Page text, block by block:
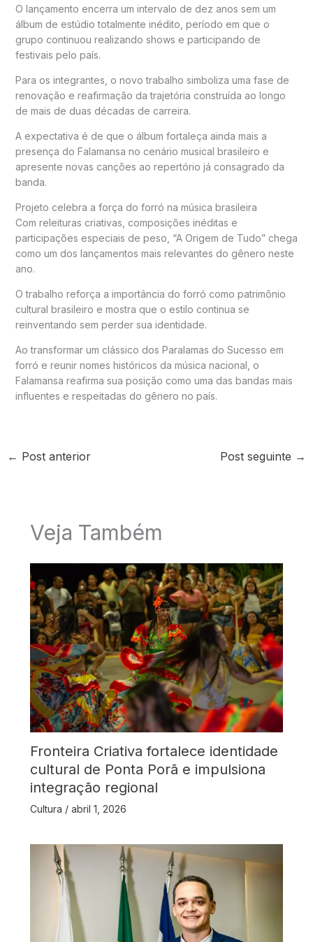
O lançamento encerra um intervalo de dez anos sem um
álbum de estúdio totalmente inédito, período em que o
grupo continuou realizando shows e participando de
festivais pelo país.
Para os integrantes, o novo trabalho simboliza uma fase de
renovação e reafirmação da trajetória construída ao longo
de mais de duas décadas de carreira.
A expectativa é de que o álbum fortaleça ainda mais a
presença do Falamansa no cenário musical brasileiro e
apresente novas canções ao repertório já consagrado da
banda.
Projeto celebra a força do forró na música brasileira
Com releituras criativas, composições inéditas e
participações especiais de peso, “A Origem de Tudo” chega
como um dos lançamentos mais relevantes do gênero neste
ano.
O trabalho reforça a importância do forró como patrimônio
cultural brasileiro e mostra que o estilo continua se
reinventando sem perder sua identidade.
Ao transformar um clássico dos Paralamas do Sucesso em
forró e reunir nomes históricos da música nacional, o
Falamansa reafirma sua posição como uma das bandas mais
influentes e respeitadas do gênero no país.
← Post anterior Post seguinte →
Veja Também
Fronteira Criativa fortalece identidade
cultural de Ponta Porã e impulsiona
integração regional
Cultura / abril 1, 2026